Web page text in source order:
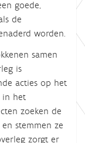
goede,
de
worden.
samen
is
acties op het
in het
zoeken de
stemmen ze
zorgt er